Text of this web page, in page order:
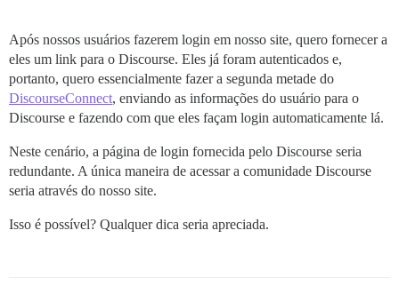
Após nossos usuários fazerem login em nosso site, quero fornecer a
eles um link para o Discourse. Eles já foram autenticados e,
portanto, quero essencialmente fazer a segunda metade do
DiscourseConnect, enviando as informações do usuário para o
Discourse e fazendo com que eles façam login automaticamente lá.
Neste cenário, a página de login fornecida pelo Discourse seria
redundante. A única maneira de acessar a comunidade Discourse
seria através do nosso site.
Isso é possível? Qualquer dica seria apreciada.